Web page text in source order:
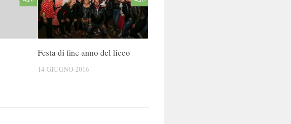
Festa di fine anno del liceo
14 GIUGNO 2016